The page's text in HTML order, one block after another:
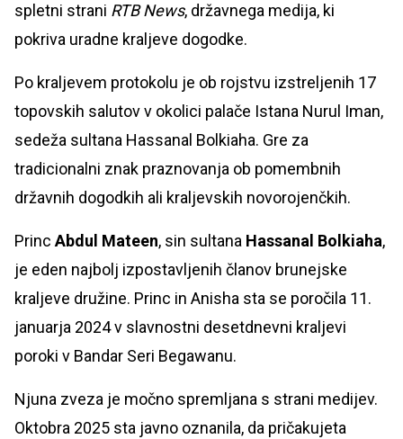
spletni strani RTB News, državnega medija, ki
pokriva uradne kraljeve dogodke.
Po kraljevem protokolu je ob rojstvu izstreljenih 17
topovskih salutov v okolici palače Istana Nurul Iman,
sedeža sultana Hassanal Bolkiaha. Gre za
tradicionalni znak praznovanja ob pomembnih
državnih dogodkih ali kraljevskih novorojenčkih.
Princ Abdul Mateen, sin sultana Hassanal Bolkiaha,
je eden najbolj izpostavljenih članov brunejske
kraljeve družine. Princ in Anisha sta se poročila 11.
januarja 2024 v slavnostni desetdnevni kraljevi
poroki v Bandar Seri Begawanu.
Njuna zveza je močno spremljana s strani medijev.
Oktobra 2025 sta javno oznanila, da pričakujeta